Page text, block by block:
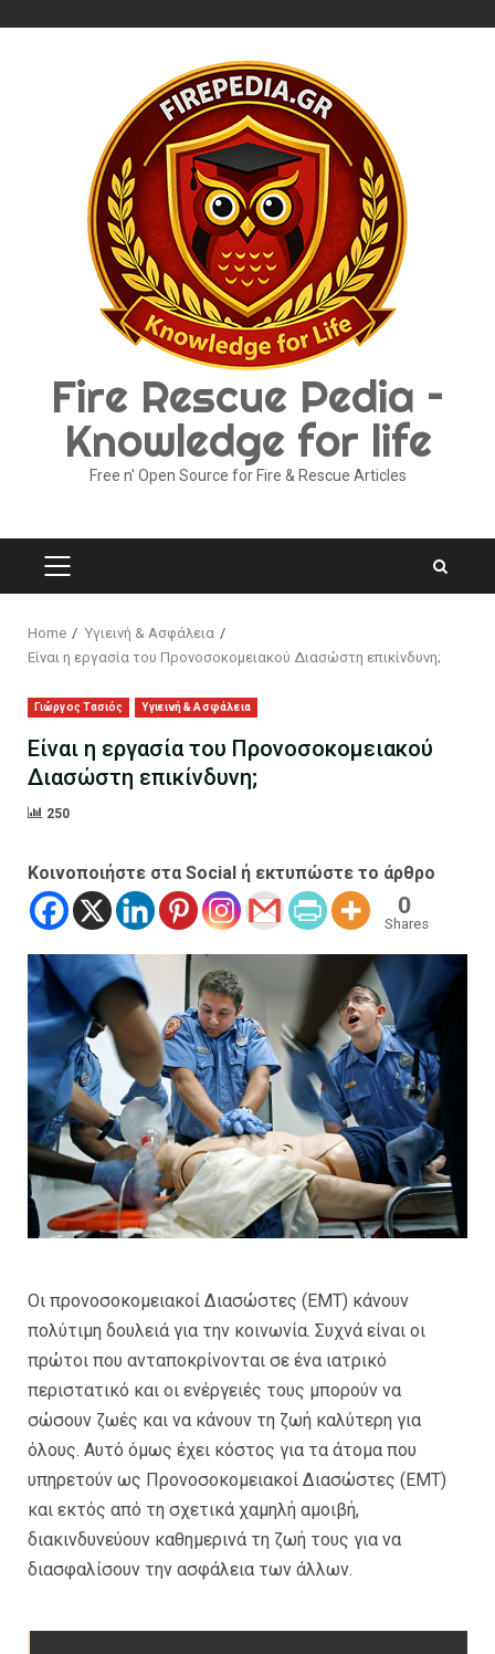
Fire Rescue Pedia –
Knowledge for life
Free n' Open Source for Fire & Rescue Articles
PRIMARY
Home
Υγιεινή & Ασφάλεια
Είναι η εργασία του Προνοσοκομειακού Διασώστη επικίνδυνη;
Γιώργος Τασιός Υγιεινή & Ασφάλεια
Είναι η εργασία του Προνοσοκομειακού
Διασώστη επικίνδυνη;
250
Κοινοποιήστε στα Social ή εκτυπώστε το άρθρο
0
Shares
Οι προνοσοκομειακοί Διασώστες (EMT) κάνουν
πολύτιμη δουλειά για την κοινωνία. Συχνά είναι οι
πρώτοι που ανταποκρίνονται σε ένα ιατρικό
περιστατικό και οι ενέργειές τους μπορούν να
σώσουν ζωές και να κάνουν τη ζωή καλύτερη για
όλους. Αυτό όμως έχει κόστος για τα άτομα που
υπηρετούν ως Προνοσοκομειακοί Διασώστες (ΕΜΤ)
και εκτός από τη σχετικά χαμηλή αμοιβή,
διακινδυνεύουν καθημερινά τη ζωή τους για να
διασφαλίσουν την ασφάλεια των άλλων.